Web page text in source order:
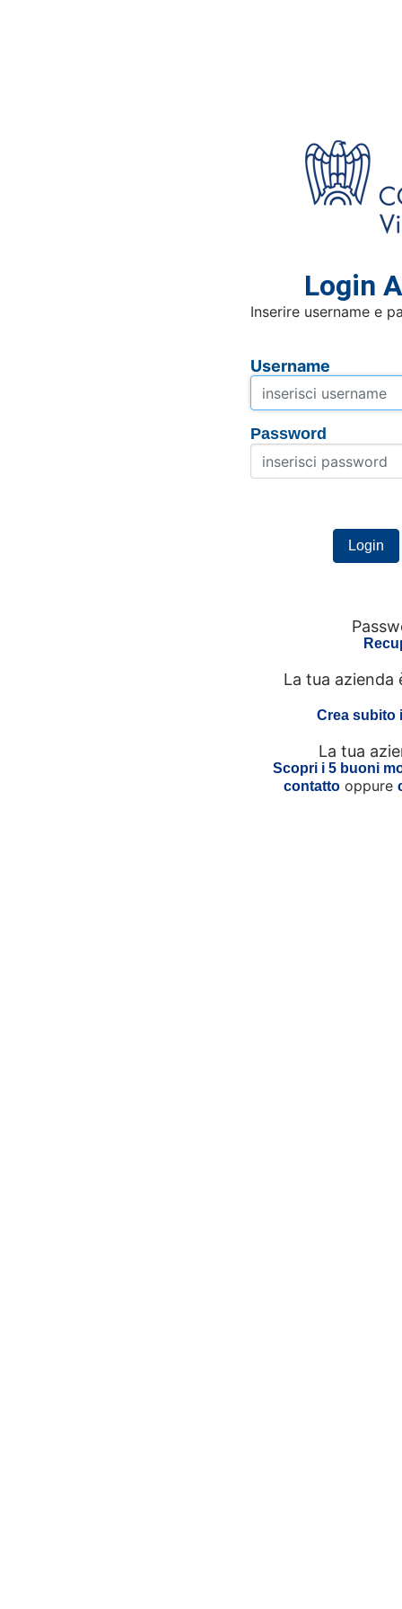
Login
Inserire username e
Username
Password
La tua azienda
Crea subito
La tua
Scopri i 5 buoni
contatto oppure